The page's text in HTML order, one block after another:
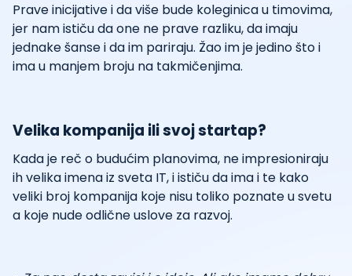
Prave inicijative i da više bude koleginica u timovima,
jer nam ističu da one ne prave razliku, da imaju
jednake šanse i da im pariraju. Žao im je jedino što i
ima u manjem broju na takmičenjima.
Velika kompanija ili svoj startap?
Kada je reč o budućim planovima, ne impresioniraju
ih velika imena iz sveta IT, i ističu da ima i te kako
veliki broj kompanija koje nisu toliko poznate u svetu
a koje nude odlične uslove za razvoj.